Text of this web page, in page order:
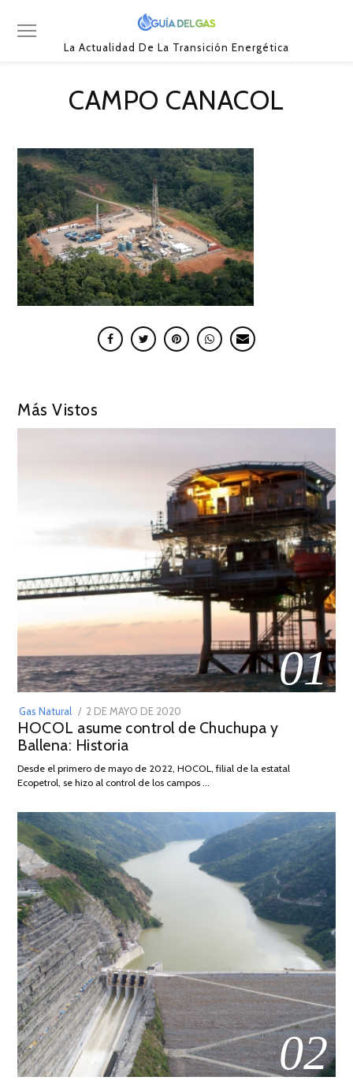
La Actualidad De La Transición Energética
CAMPO CANACOL
Más Vistos
01
Gas Natural
POSTED
ON
2 DE MAYO DE 2020
DE
2026
HOCOL asume control de Chuchupa y
Ballena: Historia
Desde el primero de mayo de 2022, HOCOL, filial de la estatal
Ecopetrol, se hizo al control de los campos …
02